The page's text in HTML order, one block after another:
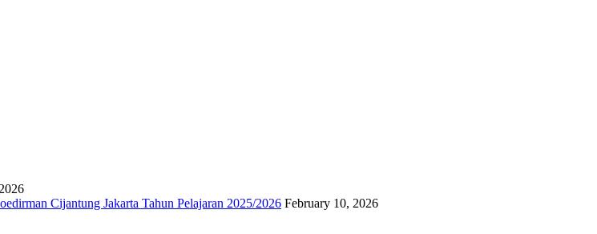
Cijantung Jakarta Tahun Pelajaran 2025/2026 February 10, 2026